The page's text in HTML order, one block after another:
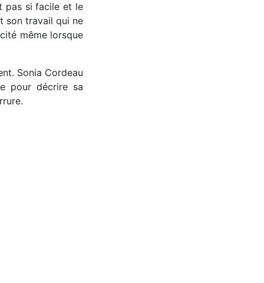
pas si facile et le
son travail qui ne
même lorsque
Sonia Cordeau
pour décrire sa